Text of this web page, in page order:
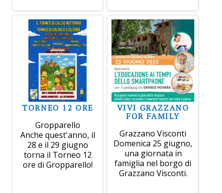
TORNEO 12 ORE
Gropparello
Anche quest'anno, il
28 e il 29 giugno
torna il Torneo 12
ore di Gropparello!
VIVI GRAZZANO
FOR FAMILY
Grazzano Visconti
Domenica 25 giugno,
una giornata in
famiglia nel borgo di
Grazzano Visconti.